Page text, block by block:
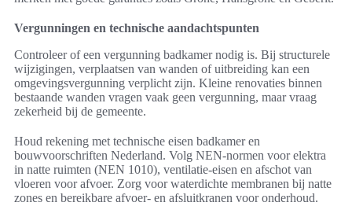
Vergunningen en technische aandachtspunten
Controleer of een vergunning badkamer nodig is. Bij structurele
wijzigingen, verplaatsen van wanden of uitbreiding kan een
omgevingsvergunning verplicht zijn. Kleine renovaties binnen
bestaande wanden vragen vaak geen vergunning, maar vraag
zekerheid bij de gemeente.
Houd rekening met technische eisen badkamer en
bouwvoorschriften Nederland. Volg NEN-normen voor elektra
in natte ruimten (NEN 1010), ventilatie-eisen en afschot van
vloeren voor afvoer. Zorg voor waterdichte membranen bij natte
zones en bereikbare afvoer- en afsluitkranen voor onderhoud.